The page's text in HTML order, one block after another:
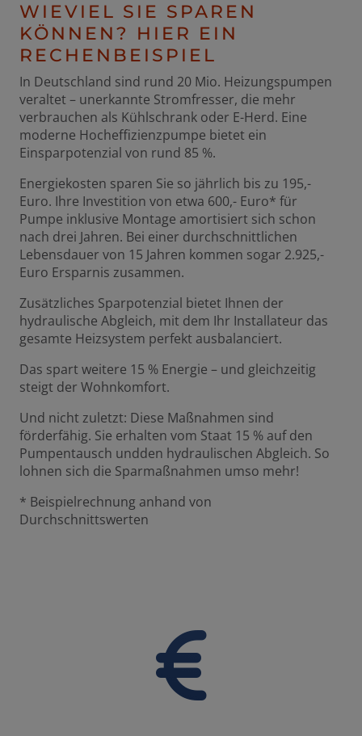
WIEVIEL SIE SPAREN
KÖNNEN? HIER EIN
RECHENBEISPIEL
In Deutschland sind rund 20 Mio. Heizungspumpen
veraltet – unerkannte Stromfresser, die mehr
verbrauchen als Kühlschrank oder E-Herd. Eine
moderne Hocheffizienzpumpe bietet ein
Einsparpotenzial von rund 85 %.
Energiekosten sparen Sie so jährlich bis zu 195,-
Euro. Ihre Investition von etwa 600,- Euro* für
Pumpe inklusive Montage amortisiert sich schon
nach drei Jahren. Bei einer durchschnittlichen
Lebensdauer von 15 Jahren kommen sogar 2.925,-
Euro Ersparnis zusammen.
Zusätzliches Sparpotenzial bietet Ihnen der
hydraulische Abgleich, mit dem Ihr Installateur das
gesamte Heizsystem perfekt ausbalanciert.
Das spart weitere 15 % Energie – und gleichzeitig
steigt der Wohnkomfort.
Und nicht zuletzt: Diese Maßnahmen sind
förderfähig. Sie erhalten vom Staat 15 % auf den
Pumpentausch undden hydraulischen Abgleich. So
lohnen sich die Sparmaßnahmen umso mehr!
* Beispielrechnung anhand von
Durchschnittswerten